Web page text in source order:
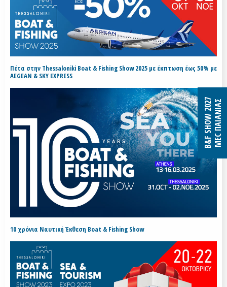
Πέτα στην Thessaloniki Boat & Fishing Show 2025 με έκπτωση έως 50% με
AEGEAN & SKY EXPRESS
10 χρόνια Ναυτική Έκθεση Boat & Fishing Show
B&F SHOW 2027MEC ΠΑΙΑΝΙΑΣ